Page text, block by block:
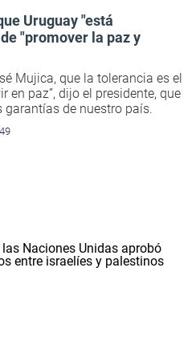
Uruguay "está
"promover la paz y
Mujica, que la tolerancia es el
en paz”, dijo el presidente, que
de nuestro país.